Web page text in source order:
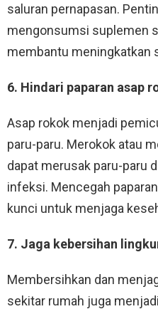
saluran pernapasan.
mengonsumsi suplemen
membantu meningkatkan
6. Hindari paparan asap
Asap rokok menjadi
paru-paru. Merokok atau
dapat merusak paru-paru
infeksi. Mencegah
kunci untuk menjaga
7. Jaga kebersihan
Membersihkan dan
sekitar rumah juga